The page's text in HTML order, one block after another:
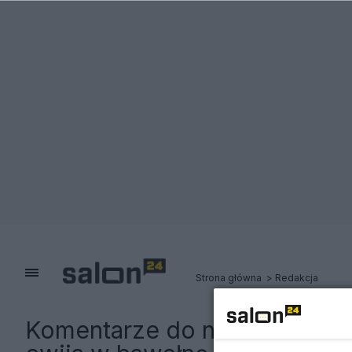
Strona główna Redakcja
Komentarze do notki:3